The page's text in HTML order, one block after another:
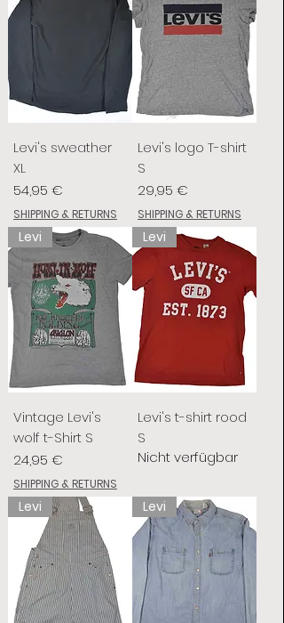
Levi's sweather
XL
Preis
54,95 €
SHIPPING & RETURNS
Levi's logo T-shirt
S
Preis
29,95 €
SHIPPING & RETURNS
Levi
Vintage Levi's
wolf t-Shirt S
Preis
24,95 €
SHIPPING & RETURNS
Levi
Levi's t-shirt rood
S
Nicht verfügbar
Levi Levi